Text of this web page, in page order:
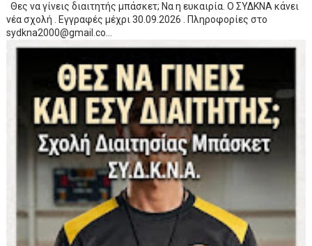
Θες να γίνεις διαιτητής μπάσκετ; Να η ευκαιρία. Ο ΣΥΔΚΝΑ κάνει
νέα σχολή . Εγγραφές μέχρι 30.09.2026 . Πληροφορίες στο
sydkna2000@gmail.co...